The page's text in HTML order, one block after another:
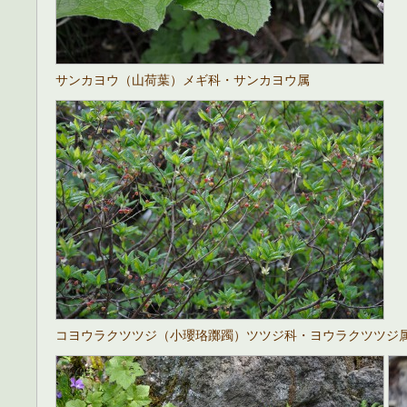
サンカヨウ（山荷葉）メギ科・サンカヨウ属
コヨウラクツツジ（小瓔珞躑躅）ツツジ科・ヨウラクツツジ